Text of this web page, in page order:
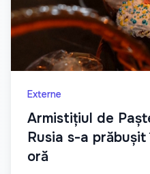
Externe
Armistițiul de
Rusia s-a
oră